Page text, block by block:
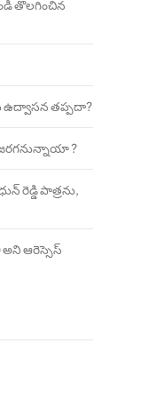
తొలగించిన
ఉద్వాసన తప్పదా?
జరగనున్నాయా ?
రెడ్డి పాత్రను,
ఆరెస్సెస్‌